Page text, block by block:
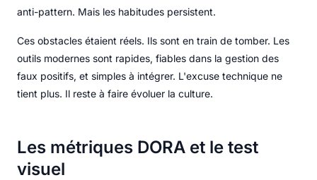
anti-pattern. Mais les habitudes persistent.
Ces obstacles étaient réels. Ils sont en train de tomber. Les
outils modernes sont rapides, fiables dans la gestion des
faux positifs, et simples à intégrer. L'excuse technique ne
tient plus. Il reste à faire évoluer la culture.
Les métriques DORA et le test
visuel